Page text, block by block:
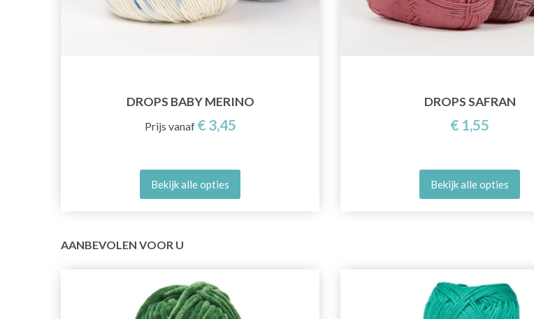
DROPS BABY MERINO
Prijs vanaf € 3,45
Bekijk alle opties
DROPS SAFRAN
€ 1,55
Bekijk alle opties
AANBEVOLEN VOOR U